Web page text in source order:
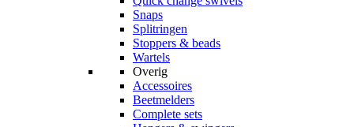
Snaps
Splitringen
Stoppers & beads
Wartels
Overig
Accessoires
Beetmelders
Complete sets